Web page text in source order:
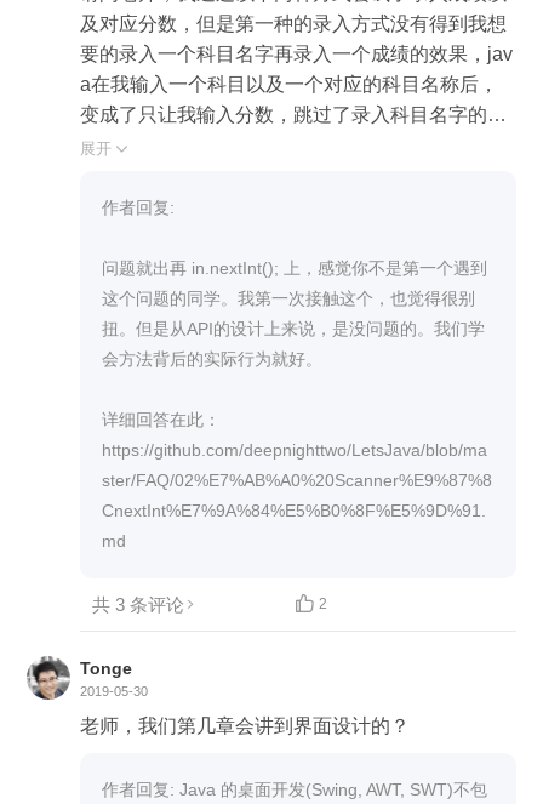
及对应分数，但是第一种的录入方式没有得到我想
要的录入一个科目名字再录入一个成绩的效果，jav
a在我输入一个科目以及一个对应的科目名称后，
变成了只让我输入分数，跳过了录入科目名字的环
节，请问这是为什么？我采用第二种方式，将两个
入的部分的代码，其他的我没有复制过来。 第一种
t; i++) { System.out.println("输入录入的科目名
称："); kemu[i] = in.nextLine(); System.out.println
("输入录入科目的对应成绩："); fenshu[i] = in.nextIn
t(); } 输出如下： 输入录入的科目名称： 语文 输入
输入录入科目的对应成绩： 10 输入录入的科目名
称： 输入录入科目的对应成绩： 10 第二种： //科
目成绩的录入 for (int i = 0; i < scorecount; i++) { Sys
tem.out.println("输入录入的科目名称："); kemu[i] =
in.nextLine(); } for (int g=0;g<scorecount;g++){ Syst
u[g] = in.nextInt(); } 输出如下： 输入录入的科目名
科目名称： 英语 输入录入科目的对应成绩： 10 输
入录入科目的对应成绩： 10 输入录入科目的对应
展开 
作者回复:
问题就出再 in.nextInt(); 上，感觉你不是第一个遇到
这个问题的同学。我第一次接触这个，也觉得很别
扭。但是从API的设计上来说，是没问题的。我们学
会方法背后的实际行为就好。
详细回答在此：
https://github.com/deepnighttwo/LetsJava/blob/ma
ster/FAQ/02%E7%AB%A0%20Scanner%E9%87%8
CnextInt%E7%9A%84%E5%B0%8F%E5%9D%91.
md
共 3 条评论  2
Tonge
2019-05-30
老师，我们第几章会讲到界面设计的？
作者回复: Java 的桌面开发(Swing, AWT, SWT)不包